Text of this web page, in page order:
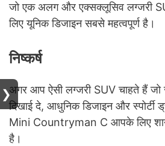
जो एक अलग और एक्सक्लूसिव लग्जरी
लिए यूनिक डिजाइन सबसे महत्वपूर्ण है।
निष्कर्ष
अगर आप ऐसी लग्जरी SUV चाहते हैं
दिखाई दे, आधुनिक डिजाइन और स्पोर्टी
Mini Countryman C आपके लिए
है।
❯